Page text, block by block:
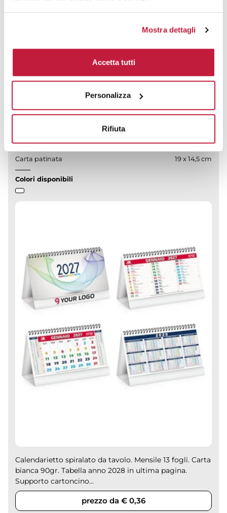
Mostra dettagli
Accetta tutti
Personalizza
Rifiuta
prezzo da € 0,36
Calendario da tavolo Color Mix
Carta patinata
19 x 14,5 cm
Colori disponibili
Calendarietto spiralato da tavolo. Mensile 13 fogli. Carta
bianca 90gr. Tabella anno 2028 in ultima pagina.
Supporto cartoncino...
prezzo da € 0,36